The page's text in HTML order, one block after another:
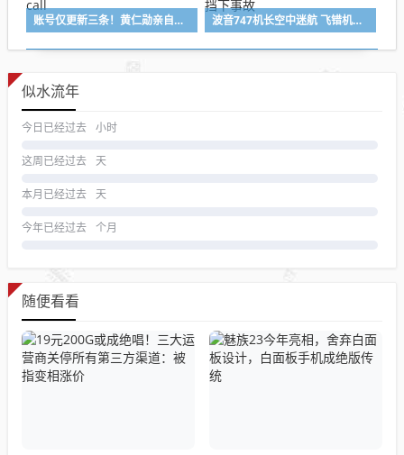
账号仅更新三条！黄仁勋亲自站台：为自家自动驾驶打call 波音747机长空中迷航 飞错机场！空管强制引导飞机备降 挡下事故
似水流年
今日已经过去 小时
这周已经过去 天
本月已经过去 天
今年已经过去 个月
随便看看